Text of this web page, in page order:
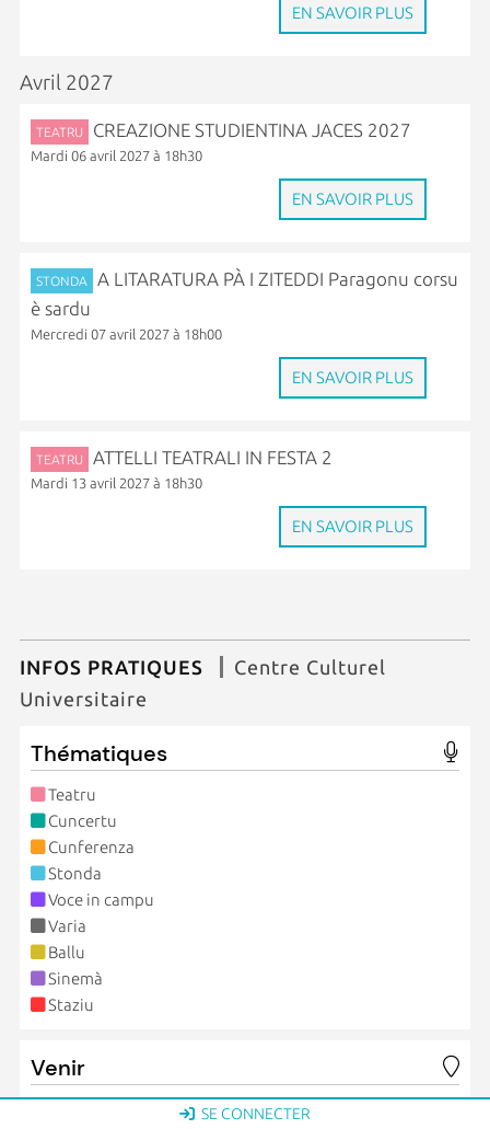
EN SAVOIR PLUS
Avril 2027
TEATRU CREAZIONE STUDIENTINA JACES 2027
Mardi 06 avril 2027 à 18h30
EN SAVOIR PLUS
STONDA
A LITARATURA PÀ I ZITEDDI Paragonu corsu
è sardu
Mercredi 07 avril 2027 à 18h00
EN SAVOIR PLUS
TEATRU ATTELLI TEATRALI IN FESTA 2
Mardi 13 avril 2027 à 18h30
EN SAVOIR PLUS
INFOS PRATIQUES
Centre Culturel
Universitaire
Thématiques
Teatru
Cuncertu
Cunferenza
Stonda
Voce in campu
Varia
Ballu
Sinemà
Staziu
Venir
Tous ces rendez-vous se déroulent au Spaziu universitariu
SE CONNECTER